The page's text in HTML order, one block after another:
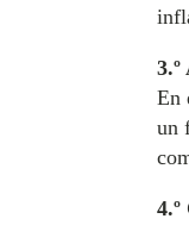
En
un